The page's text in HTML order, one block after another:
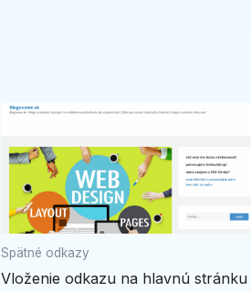
Spätné odkazy
Vloženie odkazu na hlavnú stránku
Price
18,00 €
through
49,00 €
Tento
má
viacero
variantov.
môžete